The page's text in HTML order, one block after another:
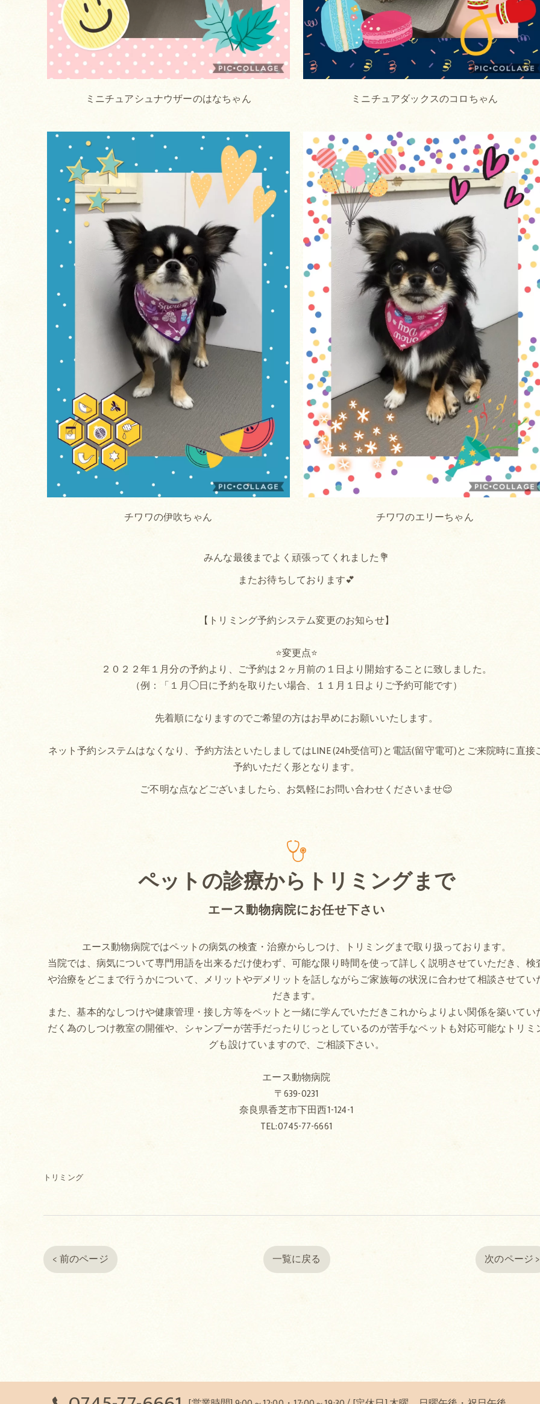
ミニチュアシュナウザーのはなちゃん ミニチュアダックスのコロちゃん
チワワの伊吹ちゃん チワワのエリーちゃん
みんな最後までよく頑張ってくれました💐
またお待ちしております💕
【トリミング予約システム変更のお知らせ】
⭐変更点⭐
２０２２年１月分の予約より、ご予約は２ヶ月前の１日より開始することに致しました。
（例：「１月◯日に予約を取りたい場合、１１月１日よりご予約可能です）
先着順になりますのでご希望の方はお早めにお願いいたします。
ネット予約システムはなくなり、予約方法といたしましてはLINE (24h受信可)と電話(留守電可)とご来院時に直接
予約いただく形となります。
ご不明な点などございましたら、お気軽にお問い合わせくださいませ😌
エース動物病院にお任せ下さい
ペットの診療からトリミングまで
エース動物病院ではペットの病気の検査・治療からしつけ、トリミングまで取り扱っております。
当院では、病気について専門用語を出来るだけ使わず、可能な限り時間を使って詳しく説明させていただき、検
や治療をどこまで行うかについて、メリットやデメリットを話しながらご家族毎の状況に合わせて相談させてい
だきます。
また、基本的なしつけや健康管理・接し方等をペットと一緒に学んでいただきこれからよりよい関係を築いてい
だく為のしつけ教室の開催や、シャンプーが苦手だったりじっとしているのが苦手なペットも対応可能なトリミ
グも設けていますので、ご相談下さい。
エース動物病院
〒639-0231
奈良県香芝市下田西1-124-1
TEL:0745-77-6661
トリミング
< 前のページ 一覧に戻る 次のページ >